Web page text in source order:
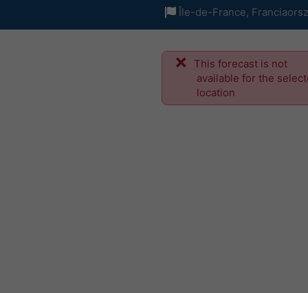
Île-de-France,
This forecast is not
available for the
location